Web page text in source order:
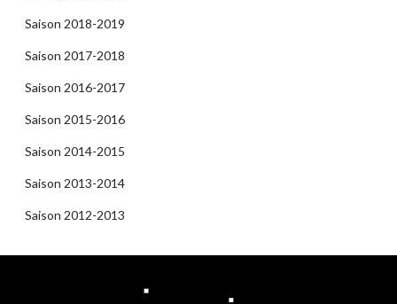
Saison 2018-2019
Saison 2017-2018
Saison 2016-2017
Saison 2015-2016
Saison 2014-2015
Saison 2013-2014
Saison 2012-2013